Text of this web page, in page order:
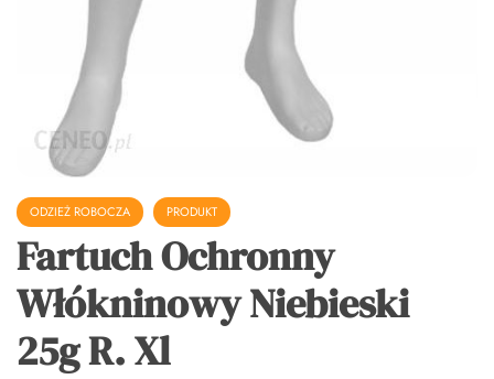
ODZIEŻ ROBOCZA PRODUKT
Fartuch Ochronny
Włókninowy Niebieski
25g R. Xl